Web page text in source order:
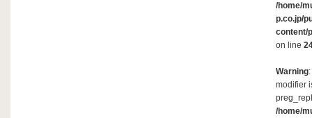
/home/
p.co.jp/
content/
on line
Warning
modifier
/home/